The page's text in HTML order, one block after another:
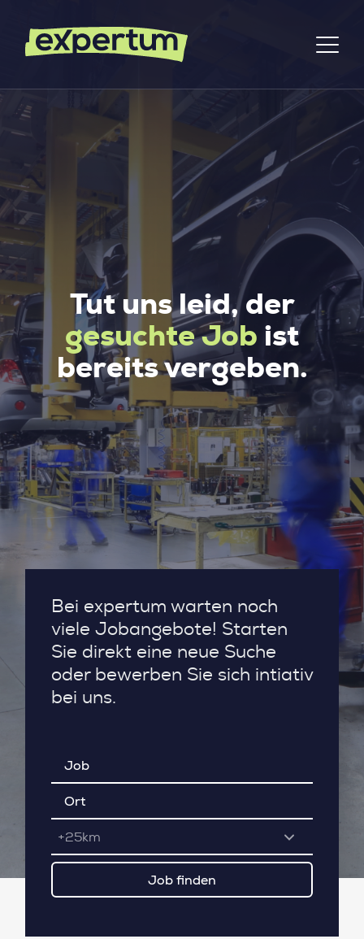
Tut uns leid, der
gesuchte Job ist
bereits vergeben.
Bei expertum warten noch
viele Jobangebote! Starten
Sie direkt eine neue Suche
oder bewerben Sie sich intiativ
bei uns.
+25km